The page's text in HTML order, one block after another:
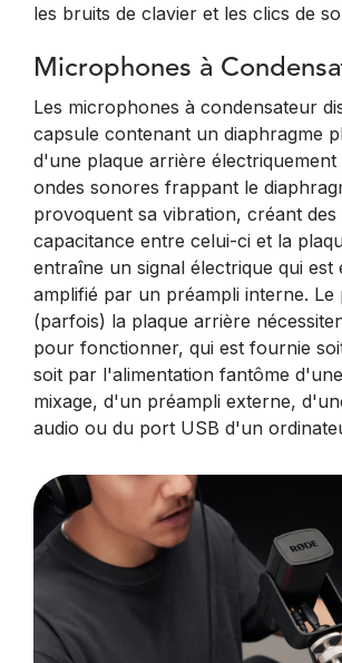
les bruits de clavier et les clics de
Microphones à
Les microphones à condensateur
capsule contenant un diaphragme
d'une plaque arrière électriquement
ondes sonores frappant le
provoquent sa vibration, créant des
capacitance entre celui-ci et la
entraîne un signal électrique qui est
amplifié par un préampli interne. Le
(parfois) la plaque arrière
pour fonctionner, qui est fournie
soit par l'alimentation fantôme
mixage, d'un préampli externe,
audio ou du port USB d'un